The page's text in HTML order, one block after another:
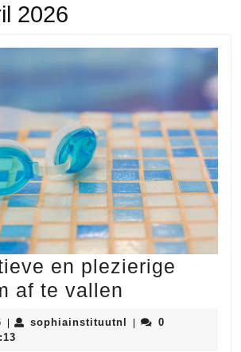
2026
en plezierige
af te vallen
effectieve
07
april
sophiainstituutnl sophiainstituutnl
0